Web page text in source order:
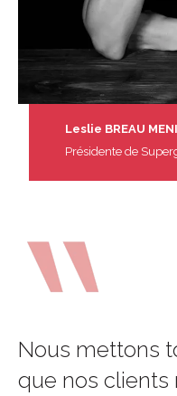
Leslie BREAU
Présidente de
Nous mettons
que nos clients